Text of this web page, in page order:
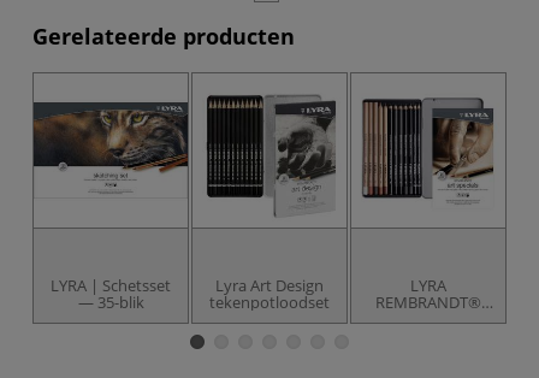
Gerelateerde producten
LYRA | Schetsset
— 35-blik
Lyra Art Design
tekenpotloodset
LYRA
REMBRANDT®
Art Specials